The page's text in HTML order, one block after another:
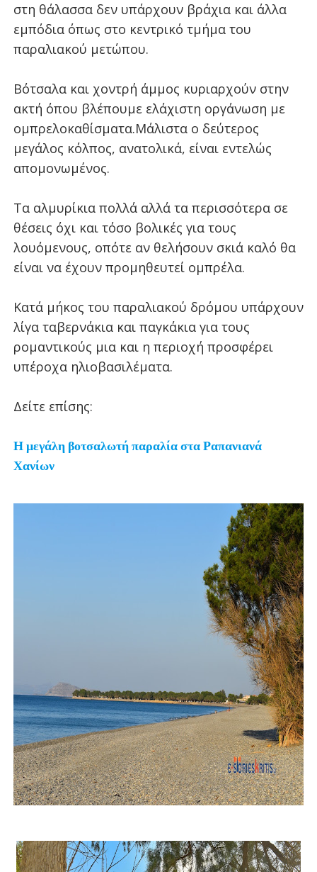
στη θάλασσα δεν υπάρχουν βράχια και άλλα
εμπόδια όπως στο κεντρικό τμήμα του
παραλιακού μετώπου.
Βότσαλα και χοντρή άμμος κυριαρχούν στην
ακτή όπου βλέπουμε ελάχιστη οργάνωση με
ομπρελοκαθίσματα.Μάλιστα ο δεύτερος
μεγάλος κόλπος, ανατολικά, είναι εντελώς
απομονωμένος.
Τα αλμυρίκια πολλά αλλά τα περισσότερα σε
θέσεις όχι και τόσο βολικές για τους
λουόμενους, οπότε αν θελήσουν σκιά καλό θα
είναι να έχουν προμηθευτεί ομπρέλα.
Κατά μήκος του παραλιακού δρόμου υπάρχουν
λίγα ταβερνάκια και παγκάκια για τους
ρομαντικούς μια και η περιοχή προσφέρει
υπέροχα ηλιοβασιλέματα.
Δείτε επίσης:
Η μεγάλη βοτσαλωτή παραλία στα Ραπανιανά
Χανίων